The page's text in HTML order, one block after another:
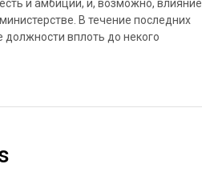
и амбиции, и, возможно, влияние
В течение последних
вплоть до некого